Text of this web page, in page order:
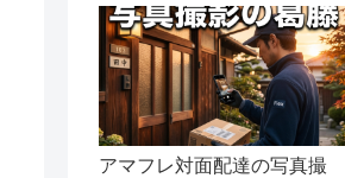
アマフレ対面配達の写真撮